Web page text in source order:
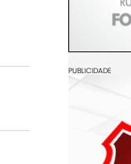
PUBLICIDADE